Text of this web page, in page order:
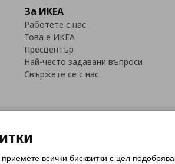
За ИКЕА
Работете с нас
Това е ИКЕА
Пресцентър
Най-често задавани въпроси
Свържете се с нас
всички бисквитки с цел